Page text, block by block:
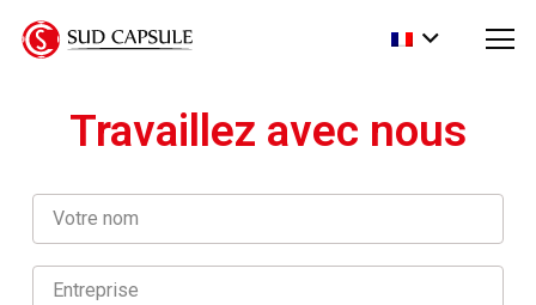
Travaillez avec nous